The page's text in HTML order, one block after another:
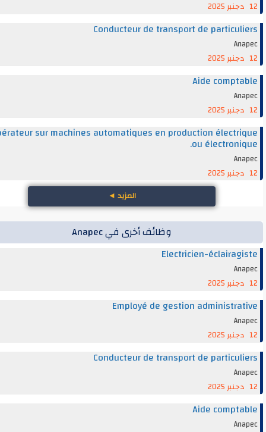
Conducteur de transport de
Aide
Opérateur sur machines automatiques en production
ou
◄
وظائف أخرى في Anapec
Electricien-
Employé de gestion
Conducteur de transport de
Aide